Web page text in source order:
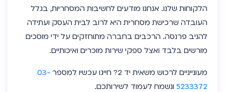
הלקוחות שלנו. אנחנו מודעים לחשיבות המסחריות, בגלל
העובדה שרכישת מסחרית היא לרוב לבית העסק ועתידה
להניב פרנסה. הרכבים בחברה מתוחזקים על ידי מוסכים
מורשים בלבד ואצל ספקי שירות מוכרים ואיכותיים.
מעונייניים לרכוש משאית יד 2? חייגו עכשיו למספר
03-
5233372 ונשמח לעמוד לשירותכם.